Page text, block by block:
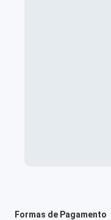
Formas de Pagamento